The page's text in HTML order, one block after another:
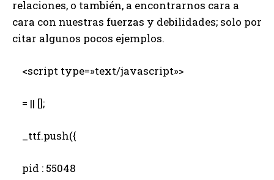
relaciones, o también, a encontrarnos cara a
cara con nuestras fuerzas y debilidades; solo por
citar algunos pocos ejemplos.
<script type=»text/javascript»>
= || [];
_ttf.push({
pid : 55048